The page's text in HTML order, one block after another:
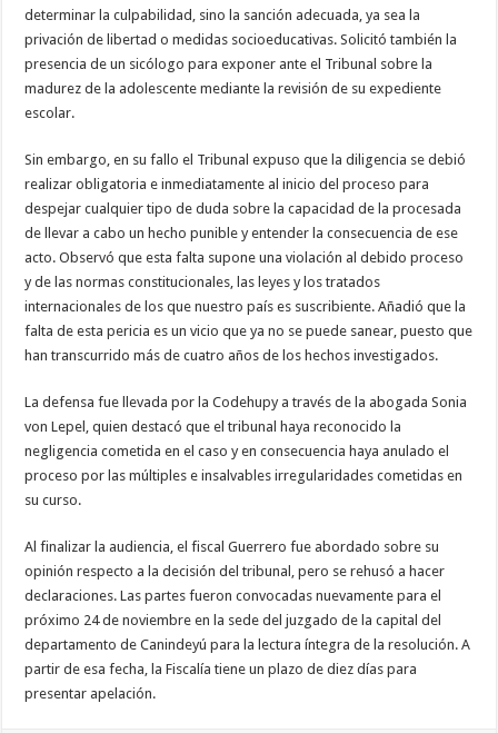
determinar la culpabilidad, sino la sanción adecuada, ya sea la
privación de libertad o medidas socioeducativas. Solicitó también la
presencia de un sicólogo para exponer ante el Tribunal sobre la
madurez de la adolescente mediante la revisión de su expediente
escolar.
Sin embargo, en su fallo el Tribunal expuso que la diligencia se debió
realizar obligatoria e inmediatamente al inicio del proceso para
despejar cualquier tipo de duda sobre la capacidad de la procesada
de llevar a cabo un hecho punible y entender la consecuencia de ese
acto. Observó que esta falta supone una violación al debido proceso
y de las normas constitucionales, las leyes y los tratados
internacionales de los que nuestro país es suscribiente. Añadió que la
falta de esta pericia es un vicio que ya no se puede sanear, puesto que
han transcurrido más de cuatro años de los hechos investigados.
La defensa fue llevada por la Codehupy a través de la abogada Sonia
von Lepel, quien destacó que el tribunal haya reconocido la
negligencia cometida en el caso y en consecuencia haya anulado el
proceso por las múltiples e insalvables irregularidades cometidas en
su curso.
Al finalizar la audiencia, el fiscal Guerrero fue abordado sobre su
opinión respecto a la decisión del tribunal, pero se rehusó a hacer
declaraciones. Las partes fueron convocadas nuevamente para el
próximo 24 de noviembre en la sede del juzgado de la capital del
departamento de Canindeyú para la lectura íntegra de la resolución. A
partir de esa fecha, la Fiscalía tiene un plazo de diez días para
presentar apelación.